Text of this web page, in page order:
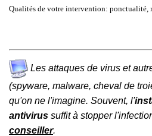
Qualités de votre intervention: ponctualité,
Les attaques de virus et
(spyware, malware, cheval de
qu'on ne l'imagine. Souvent, l'
antivirus suffit à stopper
conseiller.